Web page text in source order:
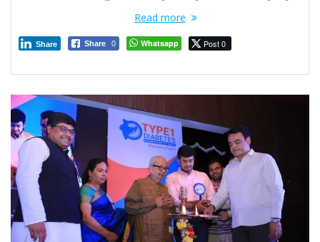
Read more
Share 0 Whatsapp Post 0
Share